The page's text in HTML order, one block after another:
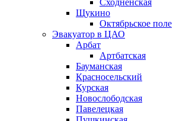
Сходненская
Щукино
Октябрьское поле
Эвакуатор в ЦАО
Арбат
Артбатская
Бауманская
Красносельский
Курская
Новослободская
Павелецкая